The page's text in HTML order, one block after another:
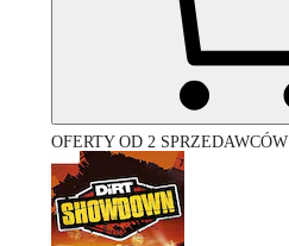
OFERTY OD 2 SPRZEDAWCÓW